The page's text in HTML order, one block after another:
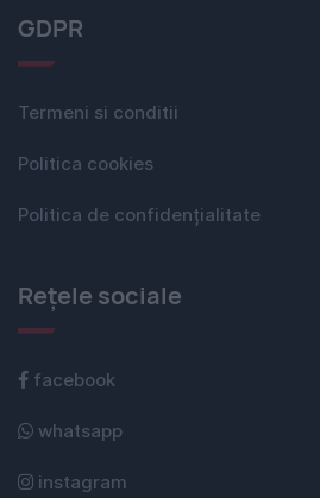
GDPR
Termeni si conditii
Politica cookies
Politica de confidențialitate
Rețele sociale
facebook
whatsapp
instagram